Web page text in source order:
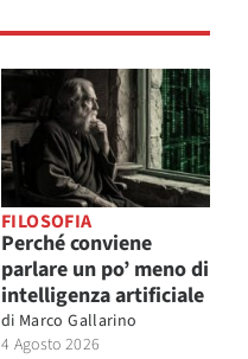
FILOSOFIA
Perché conviene
parlare un po’ meno di
intelligenza artificiale
di Marco Gallarino
4 Agosto 2026